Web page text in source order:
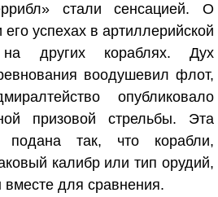
стали сенсацией. О
успехах в артиллерийской
других кораблях. Дух
воодушевил флот,
опубликовало
призовой стрельбы. Эта
так, что корабли,
калибр или тип орудий,
для сравнения.